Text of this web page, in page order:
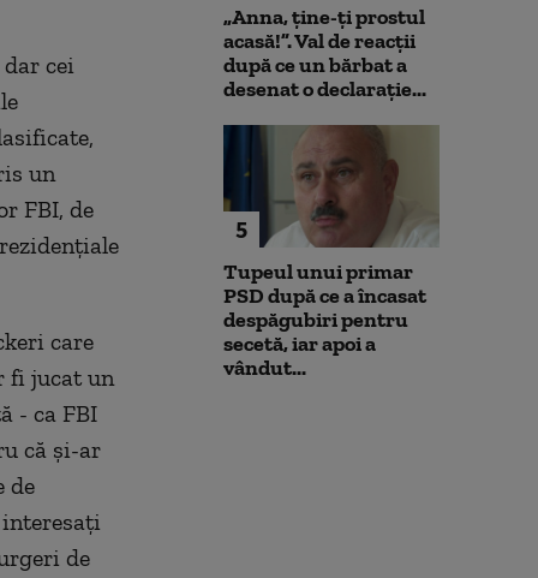
cei
un
FBI, de
care
fi jucat un
- ca FBI
că și-ar
de
de
„Anna, ţine-ţi prostul
acasă!”. Val de reacții
după ce un bărbat a
desenat o declarație...
5
Tupeul unui primar
PSD după ce a încasat
despăgubiri pentru
secetă, iar apoi a
vândut...